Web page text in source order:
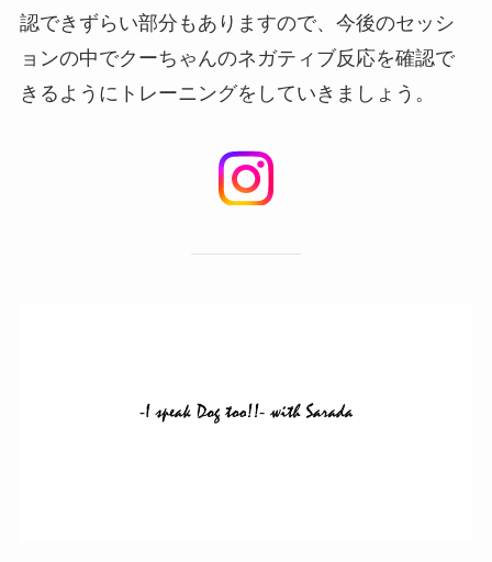
認できずらい部分もありますので、今後のセッシ
ョンの中でクーちゃんのネガティブ反応を確認で
きるようにトレーニングをしていきましょう。